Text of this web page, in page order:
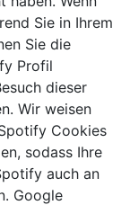
Sie in Ihrem
Sie die
Profil
dieser
Wir weisen
Cookies
sodass Ihre
auch an
Google